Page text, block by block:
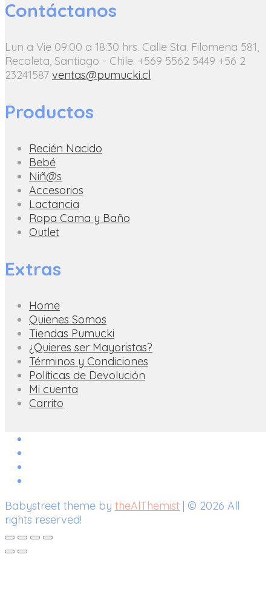
Contáctanos
Lun a Vie 09:00 a 18:30 hrs. Calle Sta. Filomena 581,
Recoleta, Santiago - Chile. +569 5562 5449 +56 2
23241587 ventas@pumucki.cl
Productos
Recién Nacido
Bebé
Niñ@s
Accesorios
Lactancia
Ropa Cama y Baño
Outlet
Extras
Home
Quienes Somos
Tiendas Pumucki
¿Quieres ser Mayoristas?
Términos y Condiciones
Políticas de Devolución
Mi cuenta
Carrito
Babystreet theme by theAlThemist | © 2026 All
rights reserved!